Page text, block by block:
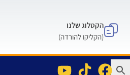
הקטלוג שלנו
(הקליקו להורדה)